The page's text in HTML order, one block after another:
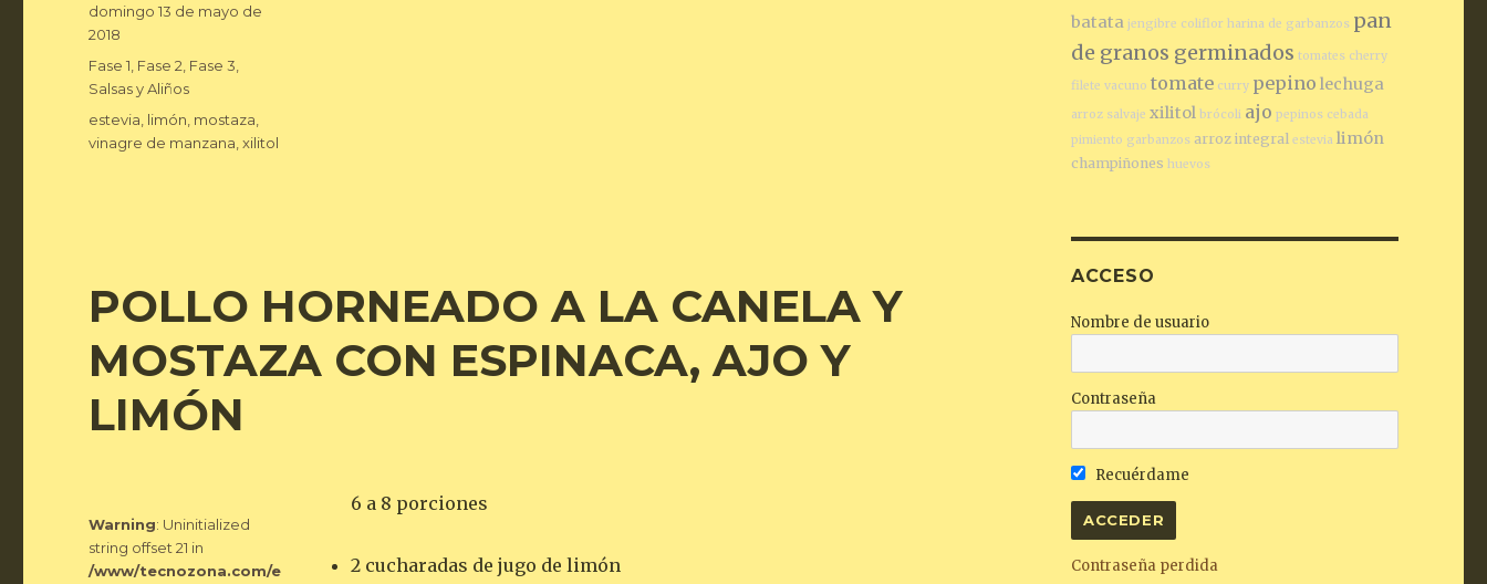
Publicado
el
domingo 13 de mayo de
2018
Categorías
Fase 1 Fase 2 Fase 3
Salsas y Aliños
Etiquetas
estevia limón mostaza
vinagre de manzana ,xilitol
POLLO HORNEADO A LA CANELA Y
MOSTAZA CON ESPINACA, AJO Y
LIMÓN
6 a 8 porciones
2 cucharadas de jugo de limón
Warning: Uninitialized
string offset 21 in
/www/tecnozona.com/e
batata jengibre coliflor harina de garbanzos pan
de granos germinados tomates cherry
filete vacuno tomate curry pepino lechuga
arroz salvaje xilitol brócoli ajo pepinos cebada
pimiento garbanzos arroz integral estevia limón
champiñones huevos
ACCESO
Nombre de usuario
Contraseña
Recuérdame
Contraseña perdida